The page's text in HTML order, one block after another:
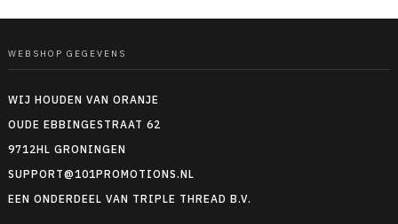
WEBSHOP GEGEVENS
WIJ HOUDEN VAN ORANJE
OUDE EBBINGESTRAAT 62
9712HL GRONINGEN
SUPPORT@101PROMOTIONS.NL
EEN ONDERDEEL VAN TRIPLE THREAD B.V.